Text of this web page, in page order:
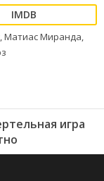
Матиас Миранда,
игра